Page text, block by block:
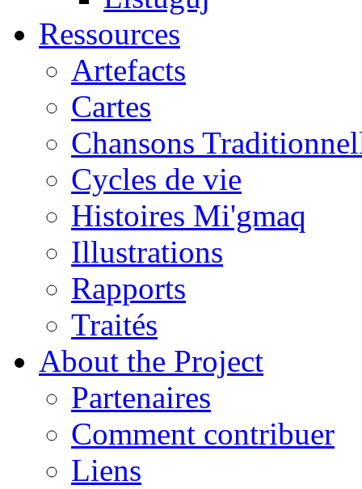
Ressources
Artefacts
Cartes
Chansons
Cycles de vie
Histoires Mi'gmaq
Illustrations
Rapports
Traités
About the Project
Partenaires
Comment contribuer
Liens